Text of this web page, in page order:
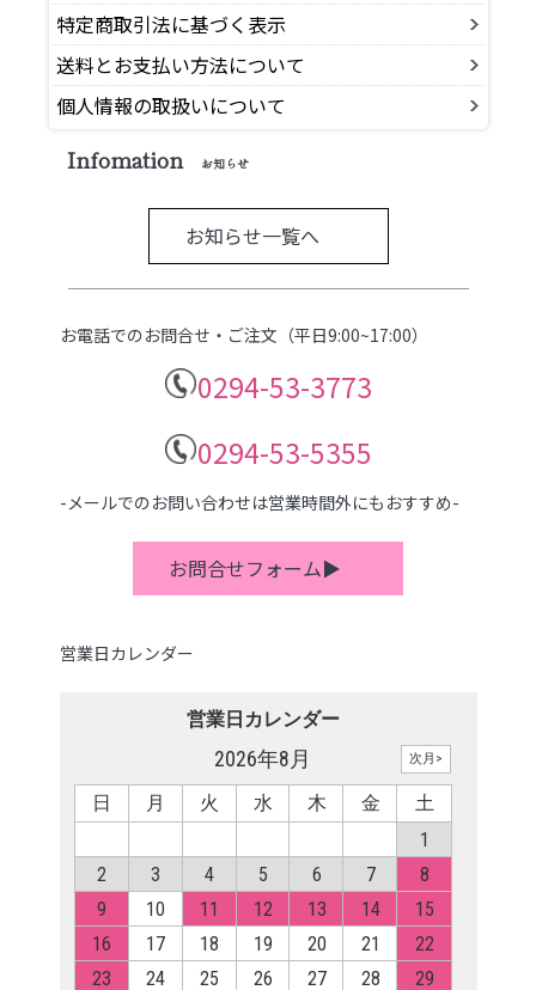
特定商取引法に基づく表示
送料とお支払い方法について
個人情報の取扱いについて
Infomation お知らせ
お知らせ一覧へ
お電話でのお問合せ・ご注文（平日9:00~17:00）
0294-53-3773
0294-53-5355
-メールでのお問い合わせは営業時間外にもおすすめ-
お問合せフォーム▶
営業日カレンダー